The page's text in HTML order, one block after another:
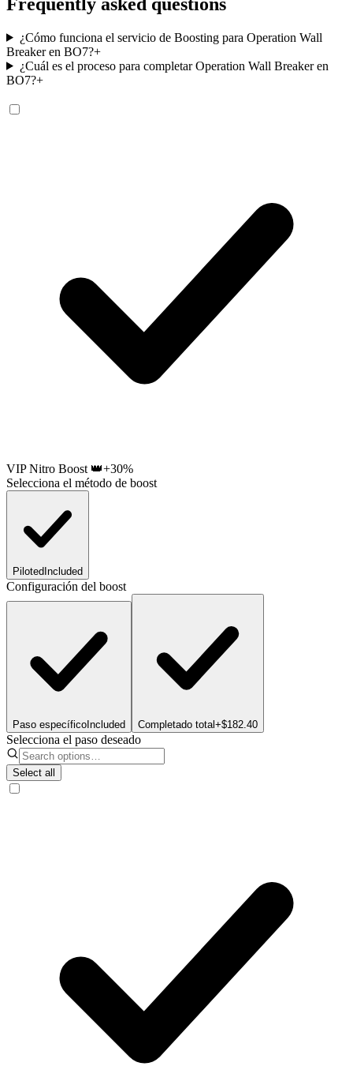
¿Cómo funciona el servicio de Boosting para Operation Wall
Breaker en BO7?+
¿Cuál es el proceso para completar Operation Wall Breaker en
BO7?+
VIP Nitro Boost 👑+30%
Selecciona el método de boost
Piloted Included
Configuración del boost
Paso específico Included Completado total +$182.40
Selecciona el paso deseado
Select all